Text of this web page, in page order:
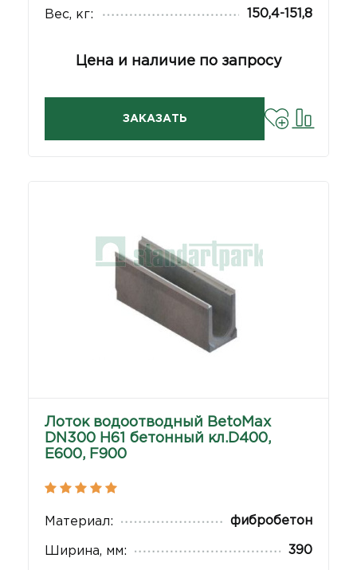
Вес, кг: 150,4-151,8
Цена и наличие по запросу
ЗАКАЗАТЬ
Лоток водоотводный BetoMax
DN300 H61 бетонный кл.D400,
E600, F900
Материал: фибробетон
Ширина, мм: 390